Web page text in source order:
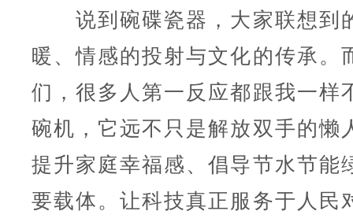
说到碗碟瓷器，大家联想到
暖、情感的投射与文化的传承。
们，很多人第一反应都跟我一样
碗机，它远不只是解放双手的懒
提升家庭幸福感、倡导节水节能
要载体。让科技真正服务于人民